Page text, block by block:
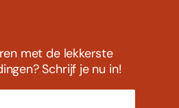
met de lekkerste
Schrijf je nu in!